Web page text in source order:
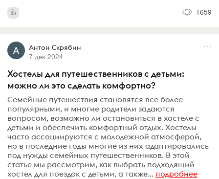
1659
Антон Скрябин
7 дек 2024
Хостелы для путешественников с детьми:
можно ли это сделать комфортно?
Семейные путешествия становятся все более
популярными, и многие родители задаются
вопросом, возможно ли остановиться в хостеле с
детьми и обеспечить комфортный отдых. Хостелы
часто ассоциируются с молодежной атмосферой,
но в последние годы многие из них адаптировались
под нужды семейных путешественников. В этой
статье мы рассмотрим, как выбрать подходящий
хостел для поездок с детьми, а также... подробнее